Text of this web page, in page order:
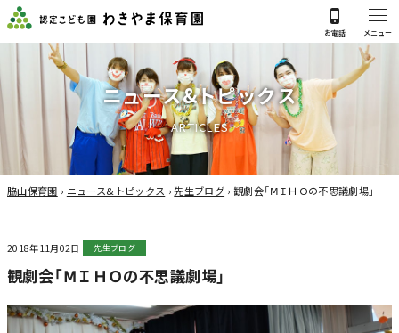
ニュース&トピックス
ARTICLES
脇山保育園 › ニュース&トピックス ›先生ブログ ›観劇会「ⅯＩＨＯの不思議劇場」
2018年11月02日 先生ブログ
観劇会「ⅯＩＨＯの不思議劇場」